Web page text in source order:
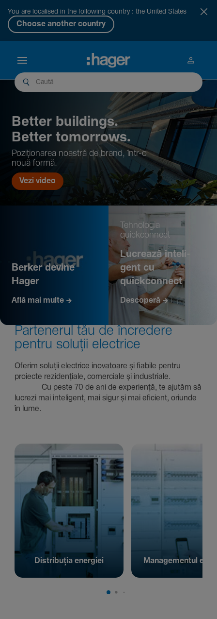
You are localised in the following country : the United States
Choose another country
Better buil­dings.
Better tomor­rows.
Pozi­țio­narea noastră de brand, într-o
nouă formă.
Vezi video
Berker devine
Hager
Află mai multe
Tehno­logia
quickconnect
Lucrează inte­li­
gent cu
quickconnect
Descoperă
Parte­nerul tău de încre­dere
pentru soluții electrice
Oferim soluții electrice inova­toare și fiabile pentru
proiecte rezi­den­țiale, comer­ciale și indus­triale.
Cu peste 70 de ani de expe­riență, te ajutăm să
lucrezi mai inte­li­gent, mai sigur și mai eficient, oriunde
în lume.
Distribuția energiei Managementul